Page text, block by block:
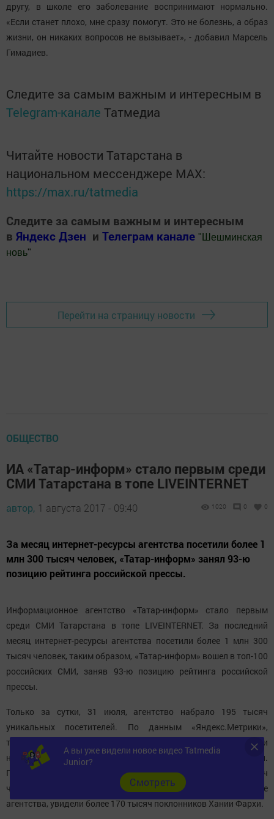
другу, в школе его заболевание воспринимают нормально.
«Если станет плохо, мне сразу помогут. Это не болезнь, а образ
жизни, он никаких вопросов не вызывает», - добавил Марсель
Гимадиев.
Следите за самым важным и интересным в
Telegram-канале Татмедиа
Читайте новости Татарстана в
национальном мессенджере MАХ:
https://max.ru/tatmedia
Следите за самым важным и интересным
в Яндекс Дзен и Телеграм канале " Шешминская
новь"
Перейти на страницу новости
ОБЩЕСТВО
ИА «Татар-информ» стало первым среди
СМИ Татарстана в топе LIVEINTERNET
автор, 1 августа 2017 - 09:40 1020 0 0
За месяц интернет-ресурсы агентства посетили более 1
млн 300 тысяч человек, «Татар-информ» занял 93-ю
позицию рейтинга российской прессы.
Информационное агентство «Татар-информ» стало первым
среди СМИ Татарстана в топе LIVEINTERNET. За последний
месяц интернет-ресурсы агентства посетили более 1 млн 300
тысяч человек, таким образом, «Татар-информ» вошел в топ-100
российских СМИ, заняв 93-ю позицию рейтинга российской
прессы.
Только за сутки, 31 июля, агентство набрало 195 тысяч
уникальных посетителей. По данным «Яндекс.Метрики»,
топовой новостью последних дней стало известие о смерти
народной артистки Татарстана и Башкортостана Хании Фархи.
Прямую трансляцию прощания с певицей посмотрели 6 тысяч
человек, а видеосюжеты, размещенные на YouTube-канале
агентства, увидели более 170 тысяч поклонников Хании Фархи.
А вы уже видели новое видео Tatmedia
Junior?
Cмотреть